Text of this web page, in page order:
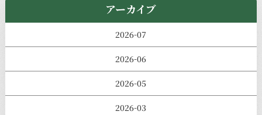
アーカイブ
2026-07
2026-06
2026-05
2026-03